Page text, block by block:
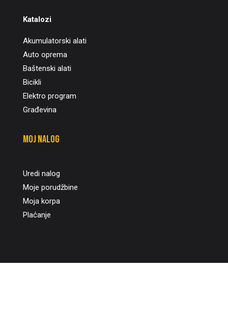
Katalozi
Akumulatorski alati
Auto oprema
Baštenski alati
Bicikli
Elektro program
Građevina
Moj nalog
Uredi nalog
Moje porudžbine
Moja korpa
Plaćanje